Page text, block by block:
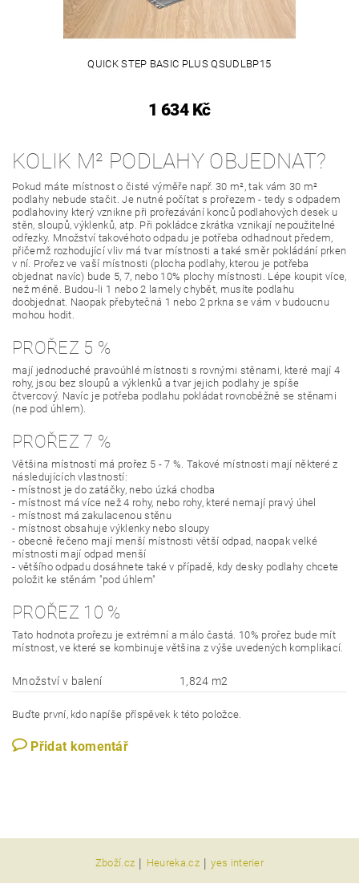
QUICK STEP BASIC PLUS QSUDLBP15
1 634 Kč
KOLIK M² PODLAHY OBJEDNAT?
Pokud máte místnost o čisté výměře např. 30 m², tak vám 30 m²
podlahy nebude stačit. Je nutné počítat s prořezem - tedy s odpadem
podlahoviny který vznikne při prořezávání konců podlahových desek u
stěn, sloupů, výklenků, atp. Při pokládce zkrátka vznikají nepoužitelné
odřezky. Množství takovéhoto odpadu je potřeba odhadnout předem,
přičemž rozhodující vliv má tvar místnosti a také směr pokládání prken
v ní. Prořez ve vaší místnosti (plocha podlahy, kterou je potřeba
objednat navíc) bude 5, 7, nebo 10% plochy místnosti. Lépe koupit více,
než méně. Budou-li 1 nebo 2 lamely chybět, musíte podlahu
doobjednat. Naopak přebytečná 1 nebo 2 prkna se vám v budoucnu
mohou hodit.
PROŘEZ 5 %
mají jednoduché pravoúhlé místnosti s rovnými stěnami, které mají 4
rohy, jsou bez sloupů a výklenků a tvar jejich podlahy je spíše
čtvercový. Navíc je potřeba podlahu pokládat rovnoběžně se stěnami
(ne pod úhlem).
PROŘEZ 7 %
Většina místností má prořez 5 - 7 %. Takové místnosti mají některé z
následujících vlastností:
- místnost je do zatáčky, nebo úzká chodba
- místnost má více než 4 rohy, nebo rohy, které nemají pravý úhel
- místnost má zakulacenou stěnu
- místnost obsahuje výklenky nebo sloupy
- obecně řečeno mají menší místnosti větší odpad, naopak velké
místnosti mají odpad menší
- většího odpadu dosáhnete také v případě, kdy desky podlahy chcete
položit ke stěnám "pod úhlem"
PROŘEZ 10 %
Tato hodnota prořezu je extrémní a málo častá. 10% prořez bude mít
místnost, ve které se kombinuje většina z výše uvedených komplikací.
Množství v balení 1,824 m2
Buďte první, kdo napíše příspěvek k této položce.
Přidat komentář
Zboží.cz | Heureka.cz | yes interier